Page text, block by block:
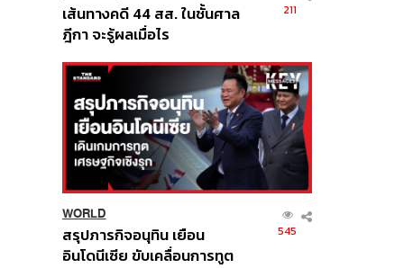
เส้นทางคดี 44 สส. ในชั้นศาล
ฎีกา จะรู้ผลเมื่อไร
211
WORLD
สรุปภารกิจอนุทิน เยือน
อินโดนีเซีย ขับเคลื่อนการทูต
545